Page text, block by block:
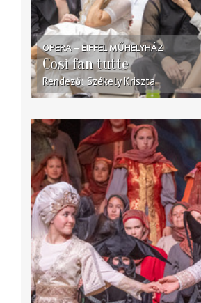
OPERA – EIFFEL MŰHELYHÁZ
Così fan tutte
Rendező Székely Kriszta